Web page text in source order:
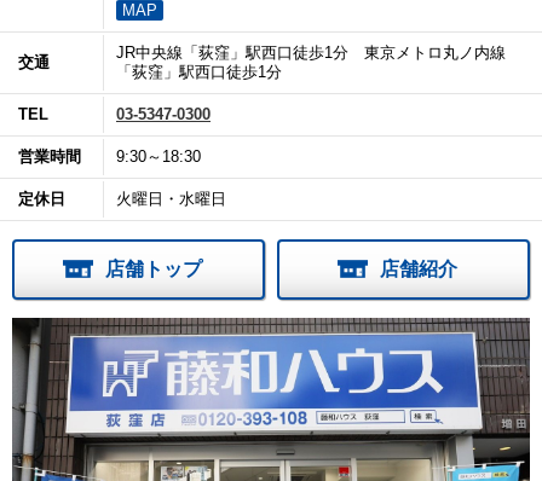
MAP
交通
JR中央線「荻窪」駅西口徒歩1分 東京メトロ丸ノ内線
「荻窪」駅西口徒歩1分
TEL 03-5347-0300
営業時間 9:30～18:30
定休日 火曜日・水曜日
店舗トップ 店舗紹介